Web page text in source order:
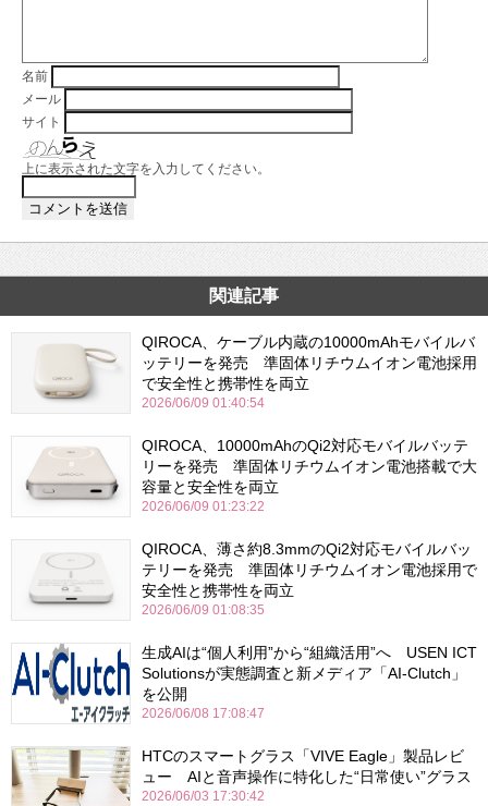
名前
メール
サイト
上に表示された文字を入力してください。
関連記事
QIROCA、ケーブル内蔵の10000mAhモバイルバ
ッテリーを発売 準固体リチウムイオン電池採用
で安全性と携帯性を両立
2026/06/09 01:40:54
QIROCA、10000mAhのQi2対応モバイルバッテ
リーを発売 準固体リチウムイオン電池搭載で大
容量と安全性を両立
2026/06/09 01:23:22
QIROCA、薄さ約8.3mmのQi2対応モバイルバッ
テリーを発売 準固体リチウムイオン電池採用で
安全性と携帯性を両立
2026/06/09 01:08:35
生成AIは“個人利用”から“組織活用”へ USEN ICT
Solutionsが実態調査と新メディア「AI-Clutch」
を公開
2026/06/08 17:08:47
HTCのスマートグラス「VIVE Eagle」製品レビ
ュー AIと音声操作に特化した“日常使い”グラス
2026/06/03 17:30:42